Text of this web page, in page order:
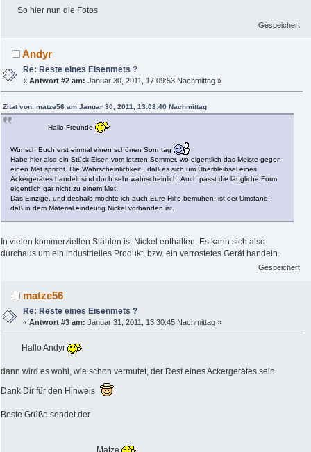
So hier nun die Fotos
Gespeichert
Andyr
Re: Reste eines Eisenmets ?
«Antwort #2 am: Januar 30, 2011, 17:09:53 Nachmittag »
Zitat von: matze56 am Januar 30, 2011, 13:03:40 Nachmittag
Hallo Freunde
Wünsch Euch erst einmal einen schönen Sonntag
Habe hier also ein Stück Eisen vom letzten Sommer, wo eigentlich das Meiste gegen
einen Met spricht. Die Wahrscheinlichkeit , daß es sich um Überbleibsel eines
Ackergerätes handelt sind doch sehr wahrscheinlich. Auch passt die längliche Form
eigentlich gar nicht zu einem Met.
Das Einzige, und deshalb möchte ich auch Eure Hilfe bemühen, ist der Umstand,
daß in dem Material eindeutig Nickel vorhanden ist.
In vielen kommerziellen Stählen ist Nickel enthalten. Es kann sich also
durchaus um ein industrielles Produkt, bzw. ein verrostetes Gerät handeln.
Gespeichert
matze56
Re: Reste eines Eisenmets ?
«Antwort #3 am: Januar 31, 2011, 13:30:45 Nachmittag »
Hallo Andyr
dann wird es wohl, wie schon vermutet, der Rest eines Ackergerätes sein.
Dank Dir für den Hinweis
Beste Grüße sendet der
Matze